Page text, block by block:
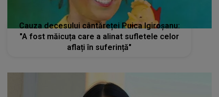
Cauza decesului cântăreței Puica Igiroșanu:
"A fost măicuța care a alinat sufletele celor
aflați în suferință"